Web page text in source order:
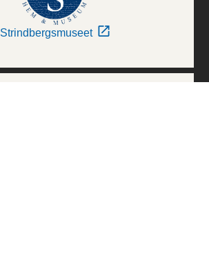
Strindbergsmuseet